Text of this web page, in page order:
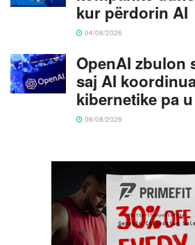
kur përdorin AI
04/08/2026
OpenAI zbulon
saj AI
kibernetike pa
06/08/2026